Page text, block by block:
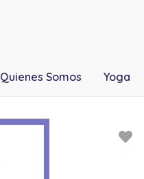
Quienes Somos Yoga